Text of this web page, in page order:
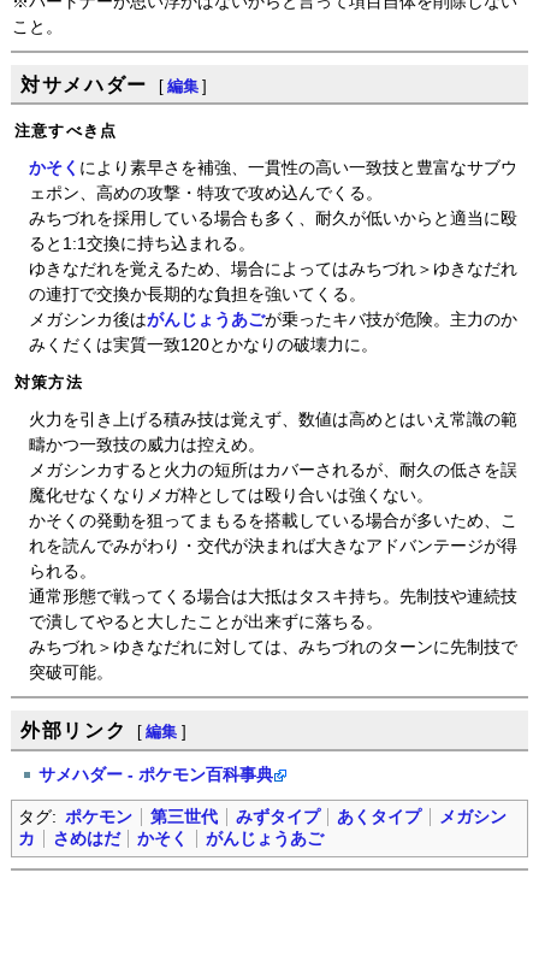
こと。
対サメハダー [ 編集 ]
注意すべき点
かそく により素早さを補強、一貫性の高い一致技と豊富なサブウ
ェポン、高めの攻撃・特攻で攻め込んでくる。
みちづれを採用している場合も多く、耐久が低いからと適当に殴
ると1:1交換に持ち込まれる。
ゆきなだれを覚えるため、場合によってはみちづれ＞ゆきなだれ
の連打で交換か長期的な負担を強いてくる。
メガシンカ後はがんじょうあごが乗ったキバ技が危険。主力のか
みくだくは実質一致120とかなりの破壊力に。
対策方法
火力を引き上げる積み技は覚えず、数値は高めとはいえ常識の範
疇かつ一致技の威力は控えめ。
メガシンカすると火力の短所はカバーされるが、耐久の低さを誤
魔化せなくなりメガ枠としては殴り合いは強くない。
かそくの発動を狙ってまもるを搭載している場合が多いため、こ
れを読んでみがわり・交代が決まれば大きなアドバンテージが得
られる。
通常形態で戦ってくる場合は大抵はタスキ持ち。先制技や連続技
で潰してやると大したことが出来ずに落ちる。
みちづれ＞ゆきなだれに対しては、みちづれのターンに先制技で
突破可能。
外部リンク [ 編集 ]
サメハダー - ポケモン百科事典
タグ: ポケモン 第三世代 みずタイプ あくタイプ
メガシン
カ
さめはだ かそく がんじょうあご